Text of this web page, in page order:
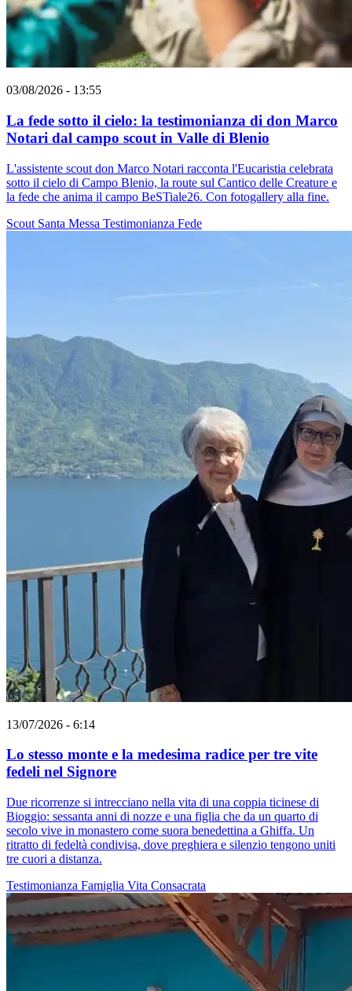
03/08/2026 - 13:55
La fede sotto il cielo: la testimonianza di don Marco
Notari dal campo scout in Valle di Blenio
L'assistente scout don Marco Notari racconta l'Eucaristia celebrata
sotto il cielo di Campo Blenio, la route sul Cantico delle Creature e
la fede che anima il campo BeSTiale26. Con fotogallery alla fine.
Scout Santa Messa Testimonianza Fede
13/07/2026 - 6:14
Lo stesso monte e la medesima radice per tre vite
fedeli nel Signore
Due ricorrenze si intrecciano nella vita di una coppia ticinese di
Bioggio: sessanta anni di nozze e una figlia che da un quarto di
secolo vive in monastero come suora benedettina a Ghiffa. Un
ritratto di fedeltà condivisa, dove preghiera e silenzio tengono uniti
tre cuori a distanza.
Testimonianza Famiglia Vita Consacrata